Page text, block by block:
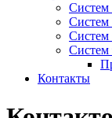
Систем
Систем
Систем
Систем
Контакты